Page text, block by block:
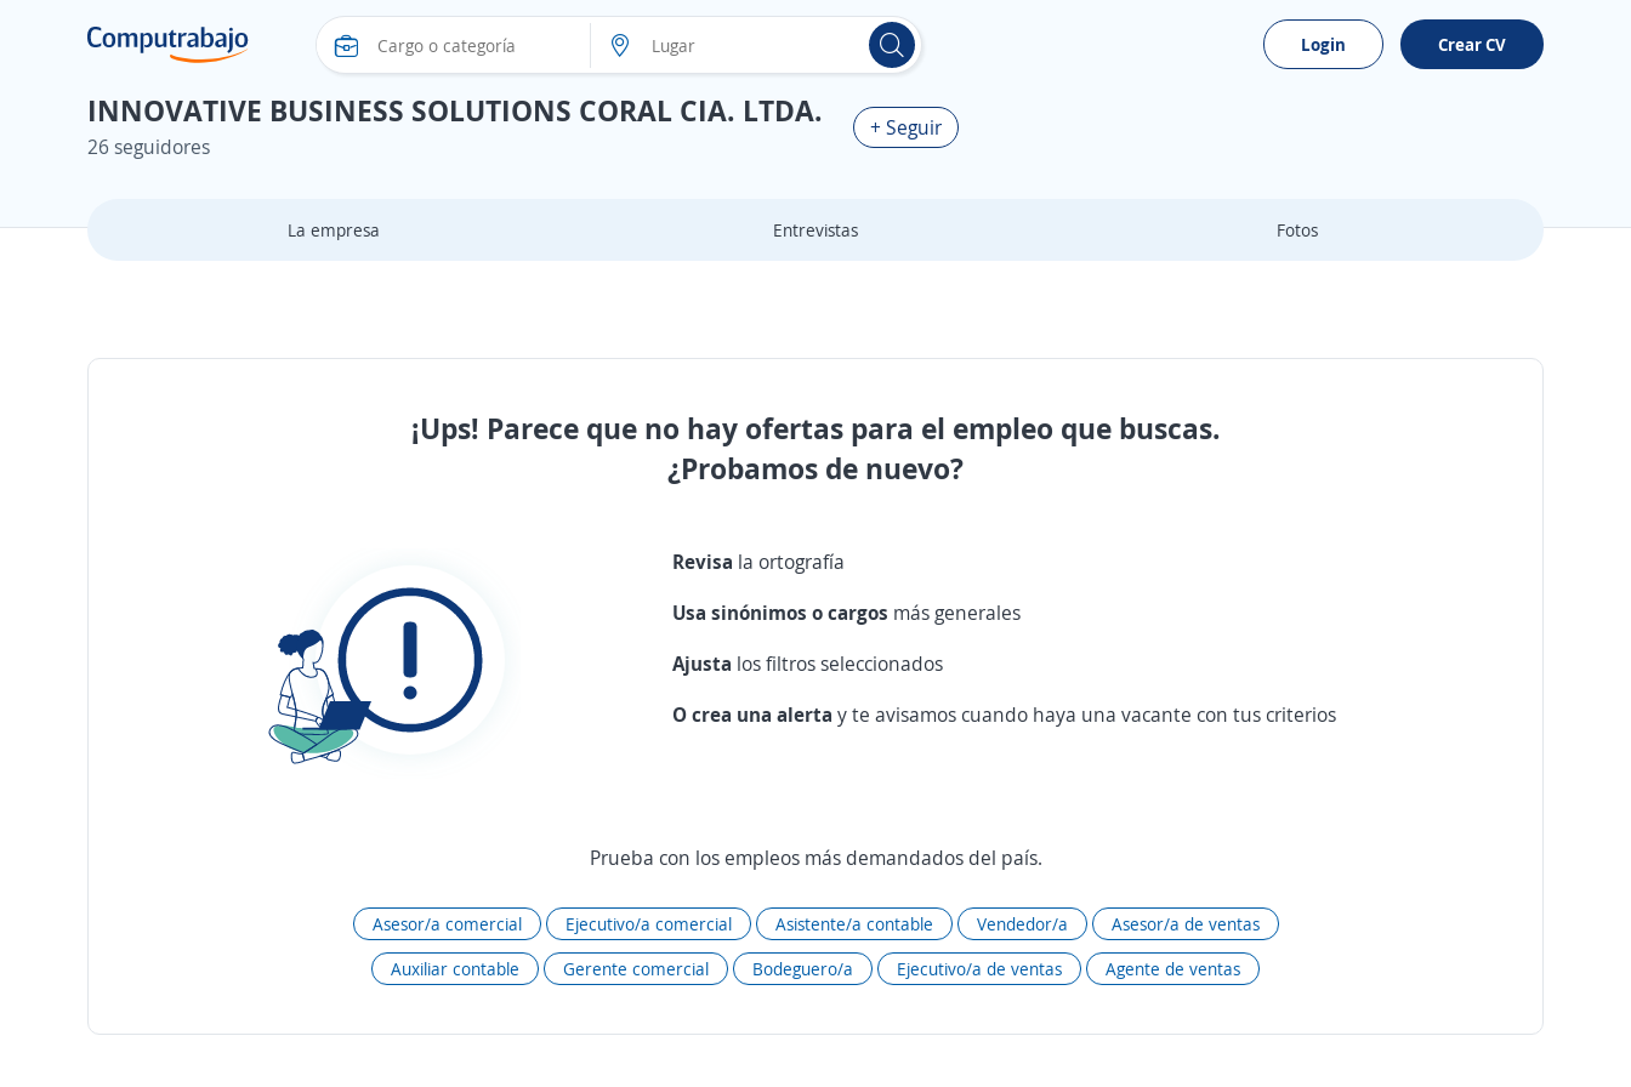
Login Crear CV
INNOVATIVE BUSINESS SOLUTIONS CORAL CIA. LTDA.
26 seguidores
+ Seguir
La empresa Entrevistas Fotos
¡Ups! Parece que no hay ofertas para el empleo que buscas.
¿Probamos de nuevo?
Revisa la ortografía
Usa sinónimos o cargos más generales
Ajusta los filtros seleccionados
O crea una alertay te avisamos cuando haya una vacante con tus criterios
Prueba con los empleos más demandados del país.
Asesor/a comercial Ejecutivo/a comercial Asistente/a contable Vendedor/a
Asesor/a de ventas
Auxiliar contable
Gerente comercial Bodeguero/a Ejecutivo/a de ventas Agente de ventas